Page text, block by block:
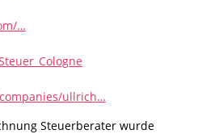
…
ullrich…
Steuerberater wurde